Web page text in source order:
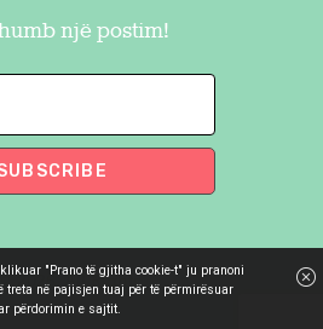
një postim!
2026. All Rights
"Prano të gjitha cookie-t" ju pranoni
treta në pajisjen tuaj për të përmirësuar
përdorimin e sajtit.